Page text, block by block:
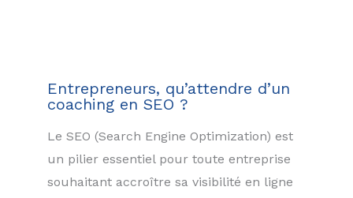
Entrepreneurs, qu’attendre d’un
coaching en SEO ?
Le SEO (Search Engine Optimization) est
un pilier essentiel pour toute entreprise
souhaitant accroître sa visibilité en ligne